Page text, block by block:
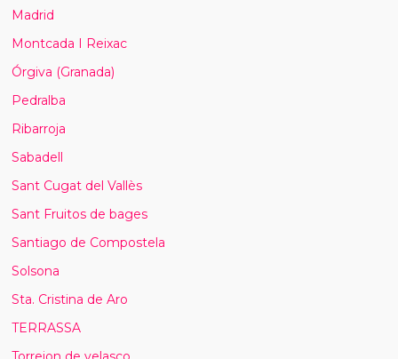
Madrid
Montcada I Reixac
Órgiva (Granada)
Pedralba
Ribarroja
Sabadell
Sant Cugat del Vallès
Sant Fruitos de bages
Santiago de Compostela
Solsona
Sta. Cristina de Aro
TERRASSA